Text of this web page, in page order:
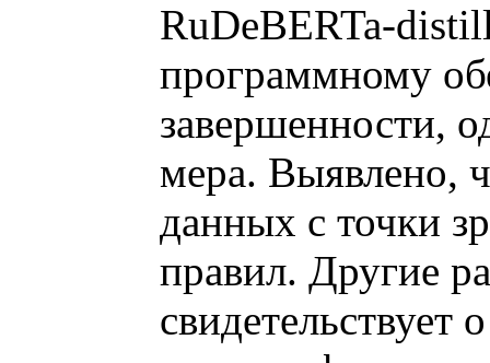
RuDeBERTa-
программному
завершенности,
мера. Выявлено,
данных с точки
правил. Другие
свидетельствует